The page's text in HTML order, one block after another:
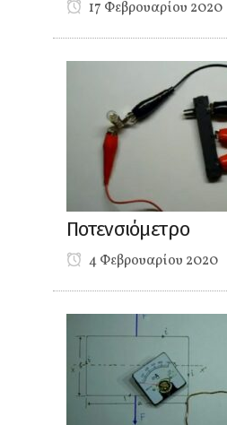
17 Φεβρουαρίου 2020
Ποτενσιόμετρο
4 Φεβρουαρίου 2020